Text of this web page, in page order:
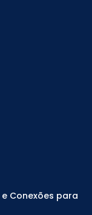
e Conexões para